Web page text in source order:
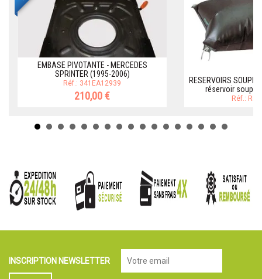
EMBASE PIVOTANTE - MERCEDES
SPRINTER (1995-2006)
Réf.: 341EA12939
210,00 €
RESERVOIRS
réservoir souple
Réf.:
INSCRIPTION NEWSLETTER